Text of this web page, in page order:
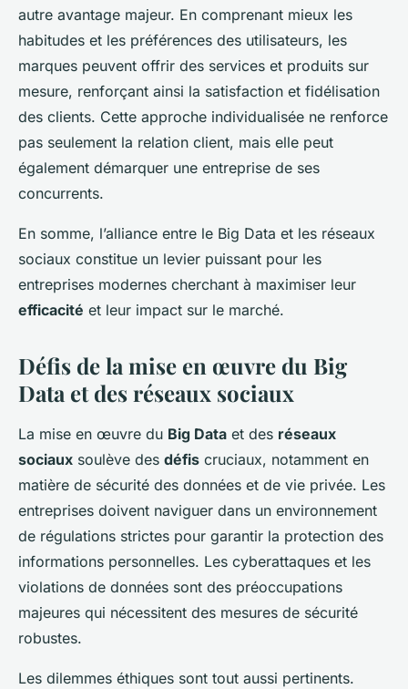
autre avantage majeur. En comprenant mieux les
habitudes et les préférences des utilisateurs, les
marques peuvent offrir des services et produits sur
mesure, renforçant ainsi la satisfaction et fidélisation
des clients. Cette approche individualisée ne renforce
pas seulement la relation client, mais elle peut
également démarquer une entreprise de ses
concurrents.
En somme, l’alliance entre le Big Data et les réseaux
sociaux constitue un levier puissant pour les
entreprises modernes cherchant à maximiser leur
efficacité et leur impact sur le marché.
Défis de la mise en œuvre du Big
Data et des réseaux sociaux
La mise en œuvre du Big Data et des réseaux
sociaux soulève des défis cruciaux, notamment en
matière de sécurité des données et de vie privée. Les
entreprises doivent naviguer dans un environnement
de régulations strictes pour garantir la protection des
informations personnelles. Les cyberattaques et les
violations de données sont des préoccupations
majeures qui nécessitent des mesures de sécurité
robustes.
Les dilemmes éthiques sont tout aussi pertinents.